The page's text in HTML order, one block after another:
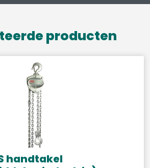
producten
handtakel